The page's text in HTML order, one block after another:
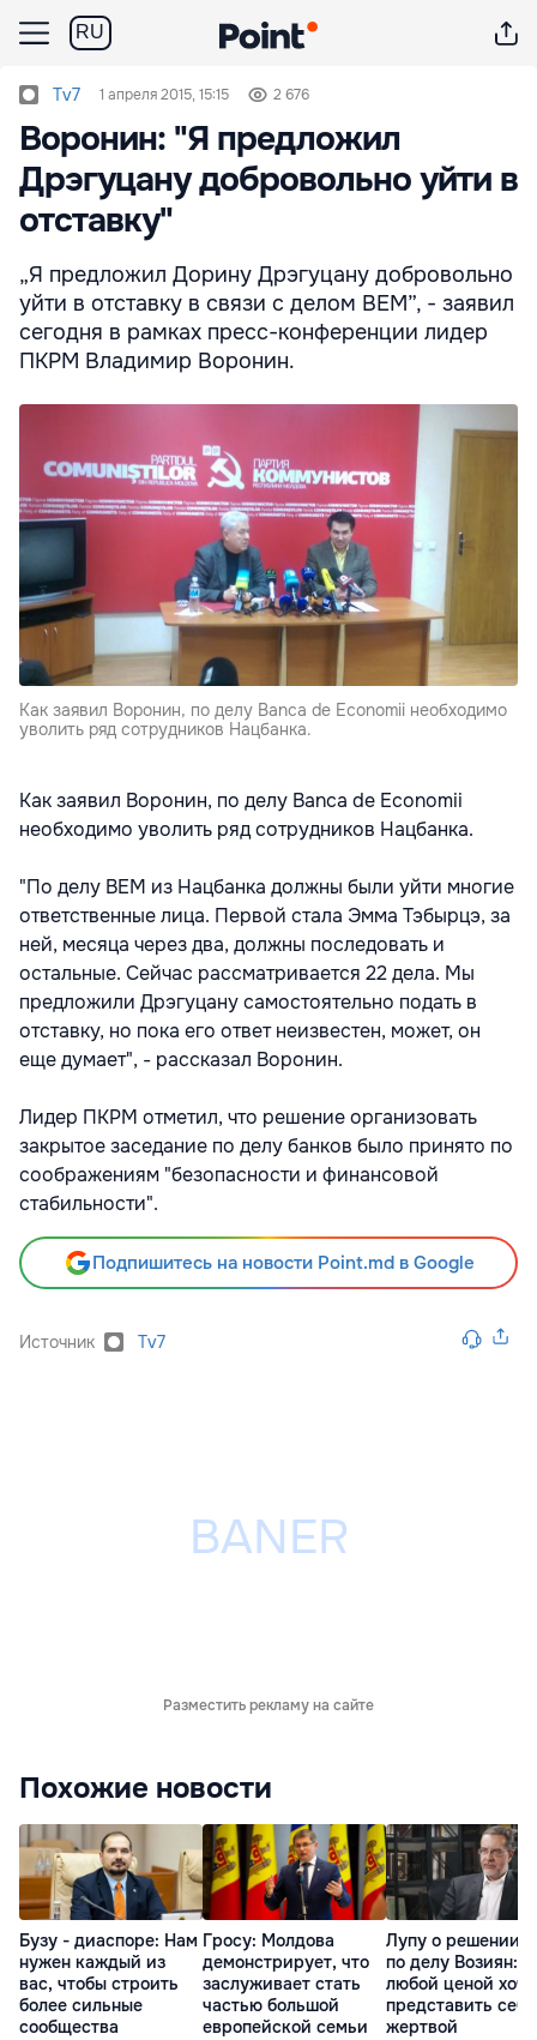
RU
Tv7 1 апреля 2015, 15:15 2 676
Воронин: "Я предложил
Дрэгуцану добровольно уйти в
отставку"
„Я предложил Дорину Дрэгуцану добровольно
уйти в отставку в связи с делом BEM”, - заявил
сегодня в рамках пресс-конференции лидер
ПКРМ Владимир Воронин.
Как заявил Воронин, по делу Banca de Economii необходимо
уволить ряд сотрудников Нацбанка.
Как заявил Воронин, по делу Banca de Economii
необходимо уволить ряд сотрудников Нацбанка.
"По делу BEM из Нацбанка должны были уйти многие
ответственные лица. Первой стала Эмма Тэбырцэ, за
ней, месяца через два, должны последовать и
остальные. Сейчас рассматривается 22 дела. Мы
предложили Дрэгуцану самостоятельно подать в
отставку, но пока его ответ неизвестен, может, он
еще думает", - рассказал Воронин.
Лидер ПКРМ отметил, что решение организовать
закрытое заседание по делу банков было принято по
соображениям "безопасности и финансовой
стабильности".
Подпишитесь на новости Point.md в Google
Источник Tv7
Разместить рекламу на сайте
Похожие новости
Бузу - диаспоре: Нам
нужен каждый из
вас, чтобы строить
более сильные
сообщества
Гросу: Молдова
демонстрирует, что
заслуживает стать
частью большой
европейской семьи
Лупу о решении
по делу Возиян:
любой ценой
представить себя
жертвой